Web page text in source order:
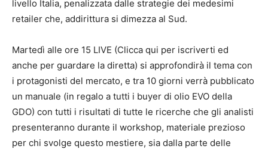
livello Italia, penalizzata dalle strategie dei medesimi
retailer che, addirittura si dimezza al Sud.
Martedì alle ore 15 LIVE (Clicca qui per iscriverti ed
anche per guardare la diretta) si approfondirà il tema con
i protagonisti del mercato, e tra 10 giorni verrà pubblicato
un manuale (in regalo a tutti i buyer di olio EVO della
GDO) con tutti i risultati di tutte le ricerche che gli analisti
presenteranno durante il workshop, materiale prezioso
per chi svolge questo mestiere, sia dalla parte delle